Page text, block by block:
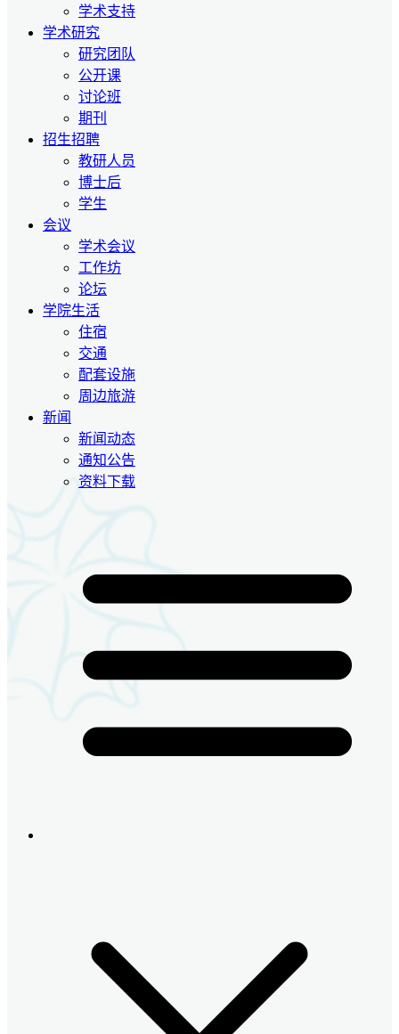
学术支持
学术研究
研究团队
公开课
讨论班
期刊
招生招聘
教研人员
博士后
学生
会议
学术会议
工作坊
论坛
学院生活
住宿
交通
配套设施
周边旅游
新闻
新闻动态
通知公告
资料下载